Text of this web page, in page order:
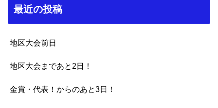
最近の投稿
地区大会前日
地区大会まであと2日！
金賞・代表！からのあと3日！